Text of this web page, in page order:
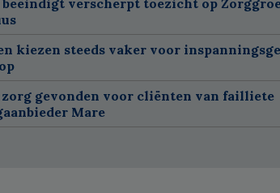
kiezen steeds vaker voor
zorg gevonden voor cliënten van failliete
Mare